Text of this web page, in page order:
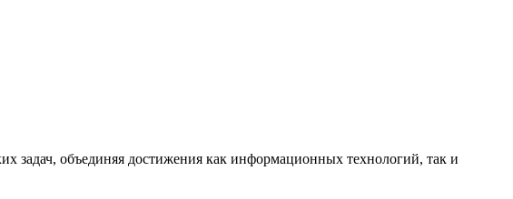
задач, объединяя достижения как информационных технологий, так и